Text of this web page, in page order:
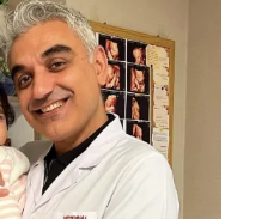
Alemdaroğlu
göster